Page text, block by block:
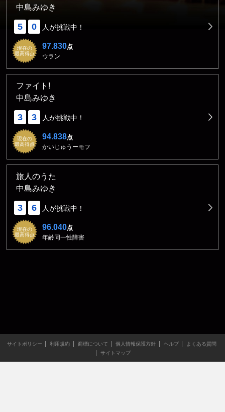
中島みゆき
5 0 人が挑戦中！
現在の
最高得点
97.830点
ウラン
ファイト!
中島みゆき
3 3 人が挑戦中！
現在の
最高得点
94.838点
かいじゅうーモフ
旅人のうた
中島みゆき
3 6 人が挑戦中！
現在の
最高得点
96.040点
年齢同一性障害
サイトポリシー 利用規約 商標について 個人情報保護方針 ヘルプ
よくある質問
サイトマップ